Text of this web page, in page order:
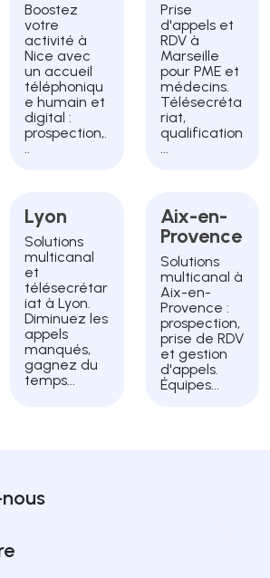
Boostez
votre
activité à
Nice avec
un accueil
téléphoniqu
e humain et
digital :
prospection,.
..
Prise
d'appels et
RDV à
Marseille
pour PME et
médecins.
Télésecréta
riat,
qualification
...
Lyon
Solutions
multicanal
et
télésecrétar
iat à Lyon.
Diminuez les
appels
manqués,
gagnez du
temps...
Aix-en-
Provence
Solutions
multicanal à
Aix-en-
Provence :
prospection,
prise de RDV
et gestion
d'appels.
Équipes...